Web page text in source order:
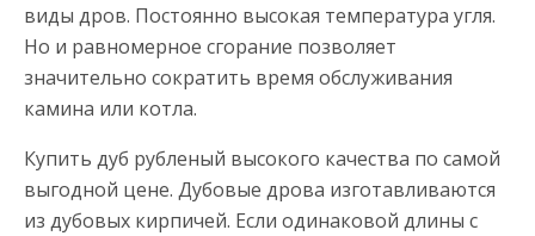
виды дров. Постоянно высокая температура угля.
Но и равномерное сгорание позволяет
значительно сократить время обслуживания
камина или котла.
Купить дуб рубленый высокого качества по самой
выгодной цене. Дубовые дрова изготавливаются
из дубовых кирпичей. Если одинаковой длины с